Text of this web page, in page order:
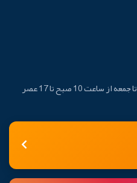
ساعت کاری آموزشگاه از یکشنبه تا جمعه از ساعت 10 صبح تا 17 عصر